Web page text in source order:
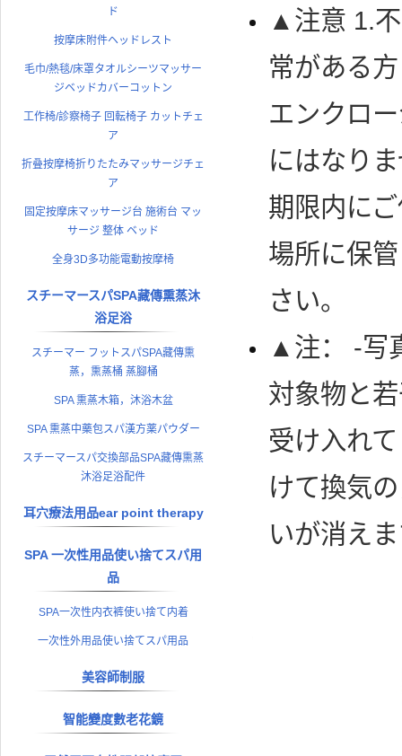
ド
按摩床附件ヘッドレスト
毛巾/熱毯/床罩タオルシーツマッサー
ジベッドカバーコットン
工作椅/診察椅子 回転椅子 カットチェ
ア
折叠按摩椅折りたたみマッサージチェ
ア
固定按摩床マッサージ台 施術台 マッ
サージ 整体 ベッド
全身3D多功能電動按摩椅
スチーマースパSPA藏傳熏蒸沐
浴足浴
スチーマー フットスパSPA藏傳熏
蒸，熏蒸桶 蒸腳桶
SPA 熏蒸木箱，沐浴木盆
SPA 熏蒸中藥包スパ漢方薬パウダー
スチーマースパ交換部品SPA藏傳熏蒸
沐浴足浴配件
耳穴療法用品ear point therapy
SPA 一次性用品使い捨てスパ用
品
SPA一次性内衣裤使い捨て内着
一次性外用品使い捨てスパ用品
美容師制服
智能變度數老花鏡
▲注意 1.
常がある
エンクロ
にはなり
期限内に
場所に保
さい。
▲注： -写
対象物と
受け入れ
けて換気
いが消え